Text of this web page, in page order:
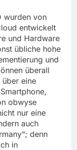
wurden von
entwickelt
und Hardware
übliche hohe
und
überall
eine
obwyse
nur eine
auch
denn
in